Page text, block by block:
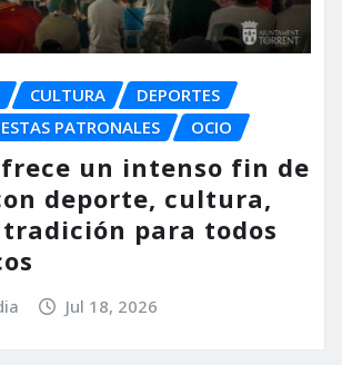
CULTURA
DEPORTES
PATRONALES OCIO
un intenso fin de
deporte, cultura,
para todos
Jul 18, 2026